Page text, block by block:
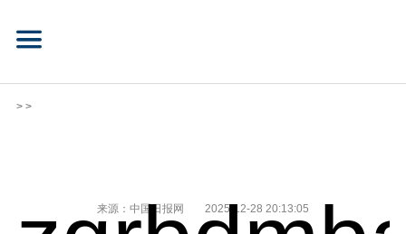
> >
来源：中国日报网 2025-12-28 20:13:05